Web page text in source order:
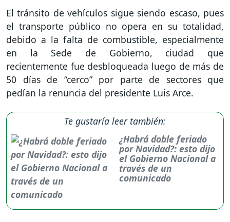
El tránsito de vehículos sigue siendo escaso, pues
el transporte público no opera en su totalidad,
debido a la falta de combustible, especialmente
en la Sede de Gobierno, ciudad que
recientemente fue desbloqueada luego de más de
50 días de “cerco” por parte de sectores que
pedían la renuncia del presidente Luis Arce.
Te gustaría leer también:
¿Habrá doble feriado
por Navidad?: esto dijo
el Gobierno Nacional a
través de un
comunicado